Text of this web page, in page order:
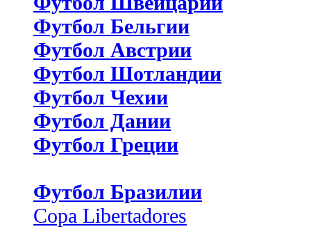
Футбол Бельгии
Футбол Австрии
Футбол Шотландии
Футбол Чехии
Футбол Дании
Футбол Греции
Футбол Бразилии
Copa Libertadores